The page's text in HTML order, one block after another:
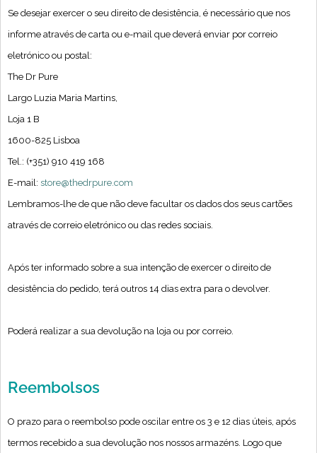
Se desejar exercer o seu direito de desistência, é necessário que nos
informe através de carta ou e-mail que deverá enviar por correio
eletrónico ou postal:
The Dr Pure
Largo Luzia Maria Martins,
Loja 1 B
1600-825 Lisboa
Tel.: (+351) 910 419 168
E-mail: store@thedrpure.com
Lembramos-lhe de que não deve facultar os dados dos seus cartões
através de correio eletrónico ou das redes sociais.
Após ter informado sobre a sua intenção de exercer o direito de
desistência do pedido, terá outros 14 dias extra para o devolver.
Poderá realizar a sua devolução na loja ou por correio.
Reembolsos
O prazo para o reembolso pode oscilar entre os 3 e 12 dias úteis, após
termos recebido a sua devolução nos nossos armazéns. Logo que